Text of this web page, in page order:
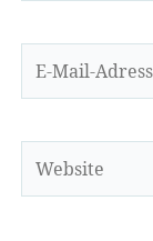
Mail-